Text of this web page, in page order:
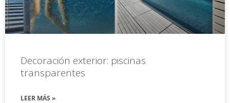
Decoración exterior: piscinas
transparentes
LEER MÁS »